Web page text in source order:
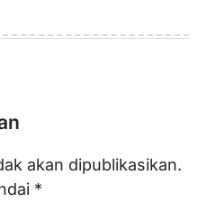
akan dipublikasikan.
*